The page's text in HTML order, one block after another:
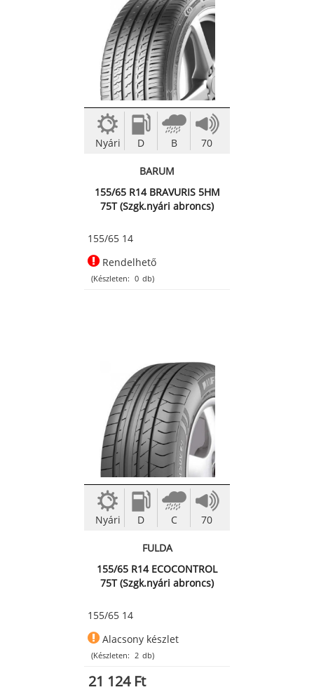
Nyári D B 70
BARUM
155/65 R14 BRAVURIS 5HM
75T (Szgk.nyári abroncs)
155/65 14
Rendelhető
(Készleten: 0 db)
Nyári D C 70
FULDA
155/65 R14 ECOCONTROL
75T (Szgk.nyári abroncs)
155/65 14
Alacsony készlet
(Készleten: 2 db)
21 124 Ft